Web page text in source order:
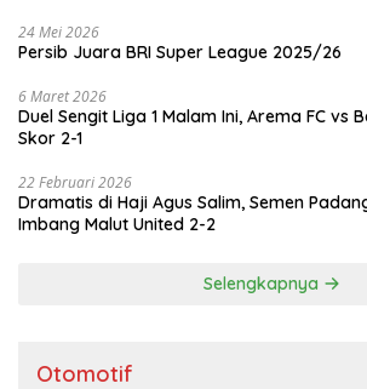
24 Mei 2026
Persib Juara BRI Super League 2025/26
6 Maret 2026
Duel Sengit Liga 1 Malam Ini, Arema FC vs
Skor 2-1
22 Februari 2026
Dramatis di Haji Agus Salim, Semen
Imbang Malut United 2-2
Selengkapnya
Otomotif